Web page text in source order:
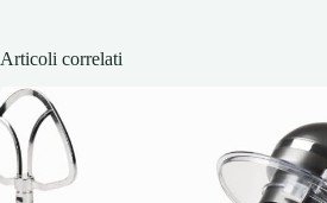
Articoli correlati